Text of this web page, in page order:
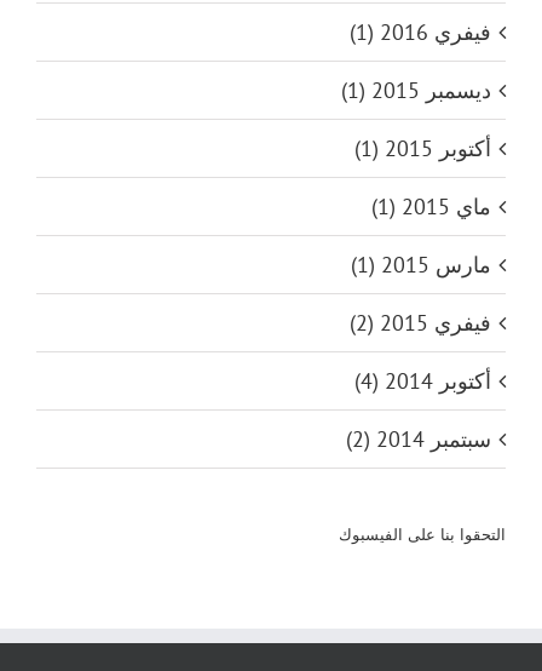
فيفري 2016 (1)
ديسمبر 2015 (1)
أكتوبر 2015 (1)
ماي 2015 (1)
مارس 2015 (1)
فيفري 2015 (2)
أكتوبر 2014 (4)
سبتمبر 2014 (2)
التحقوا بنا على الفيسبوك